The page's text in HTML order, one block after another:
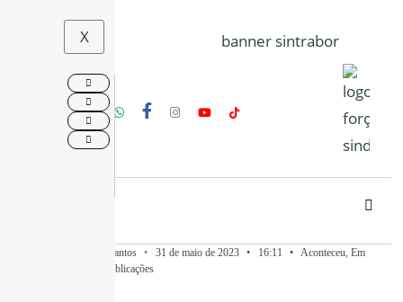
X
Denis Santos • 31 de maio de 2023 • 16:11 • Aconteceu, Em
Publicações